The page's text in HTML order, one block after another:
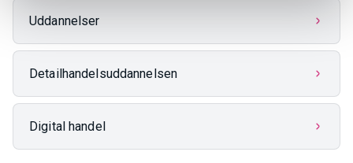
Uddannelser
Detailhandelsuddannelsen
Digital handel